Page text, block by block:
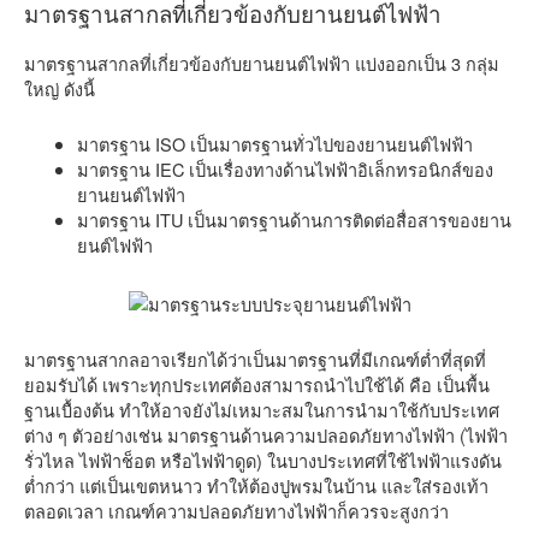
มาตรฐานสากลที่เกี่ยวข้องกับยานยนต์ไฟฟ้า
มาตรฐานสากลที่เกี่ยวข้องกับยานยนต์ไฟฟ้า แบ่งออกเป็น 3 กลุ่ม
ใหญ่ ดังนี้
มาตรฐาน ISO เป็นมาตรฐานทั่วไปของยานยนต์ไฟฟ้า
มาตรฐาน IEC เป็นเรื่องทางด้านไฟฟ้าอิเล็กทรอนิกส์ของ
ยานยนต์ไฟฟ้า
มาตรฐาน ITU เป็นมาตรฐานด้านการติดต่อสื่อสารของยาน
ยนต์ไฟฟ้า
มาตรฐานสากลอาจเรียกได้ว่าเป็นมาตรฐานที่มีเกณฑ์ต่ำที่สุดที่
ยอมรับได้ เพราะทุกประเทศต้องสามารถนำไปใช้ได้ คือ เป็นพื้น
ฐานเบื้องต้น ทำให้อาจยังไม่เหมาะสมในการนำมาใช้กับประเทศ
ต่าง ๆ ตัวอย่างเช่น มาตรฐานด้านความปลอดภัยทางไฟฟ้า (ไฟฟ้า
รั่วไหล ไฟฟ้าช็อต หรือไฟฟ้าดูด) ในบางประเทศที่ใช้ไฟฟ้าแรงดัน
ต่ำกว่า แต่เป็นเขตหนาว ทำให้ต้องปูพรมในบ้าน และใส่รองเท้า
ตลอดเวลา เกณฑ์ความปลอดภัยทางไฟฟ้าก็ควรจะสูงกว่า